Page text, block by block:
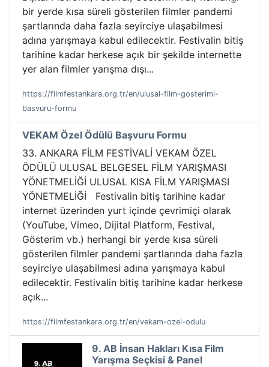
bir yerde kısa süreli gösterilen filmler pandemi
şartlarında daha fazla seyirciye ulaşabilmesi
adına yarışmaya kabul edilecektir. Festivalin bitiş
tarihine kadar herkese açık bir şekilde internette
yer alan filmler yarışma dışı...
https://filmfestankara.org.tr/en/ulusal-film-gosterimi-
basvuru-formu
VEKAM Özel Ödülü Başvuru Formu
33. ANKARA FİLM FESTİVALİ VEKAM ÖZEL
ÖDÜLÜ ULUSAL BELGESEL FİLM YARIŞMASI
YÖNETMELİĞİ ULUSAL KISA FİLM YARIŞMASI
YÖNETMELİĞİ Festivalin bitiş tarihine kadar
internet üzerinden yurt içinde çevrimiçi olarak
(YouTube, Vimeo, Dijital Platform, Festival,
Gösterim vb.) herhangi bir yerde kısa süreli
gösterilen filmler pandemi şartlarında daha fazla
seyirciye ulaşabilmesi adına yarışmaya kabul
edilecektir. Festivalin bitiş tarihine kadar herkese
açık...
https://filmfestankara.org.tr/en/vekam-ozel-odulu
9. AB İnsan Hakları Kısa Film
Yarışma Seçkisi & Panel